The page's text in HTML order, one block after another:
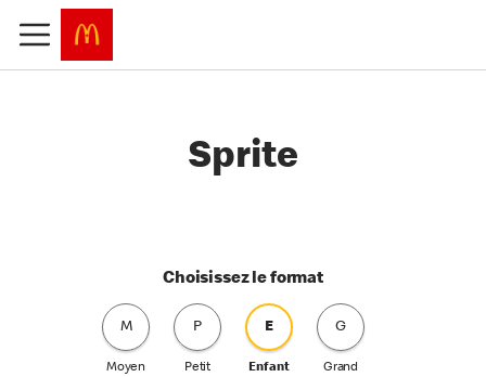
Sprite
Choisissez le format
M
Moyen
P
Petit
E
Enfant
G
Grand